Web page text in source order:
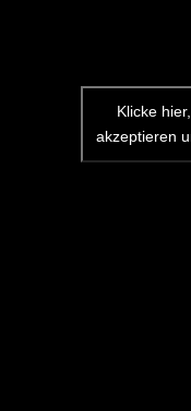
Klicke
akzeptieren